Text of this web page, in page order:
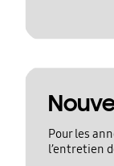
Pour les
l’entretien